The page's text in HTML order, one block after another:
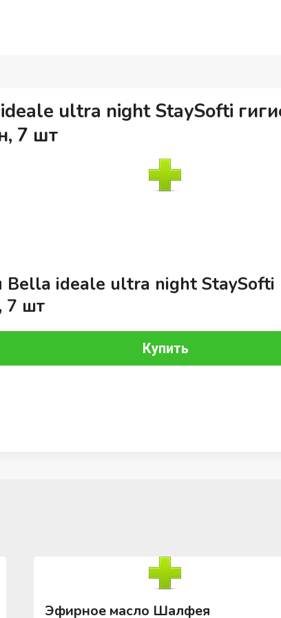
ultra night StaySofti
7 шт
Bella ideale ultra night StaySofti
7 шт
Купить
Эфирное масло Шалфея